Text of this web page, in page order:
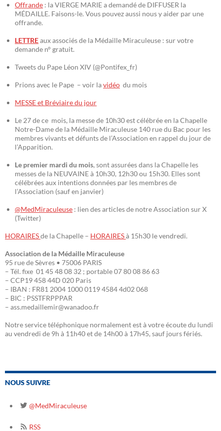
Offrande : la VIERGE MARIE a demandé de DIFFUSER la
MÉDAILLE. Faisons-le. Vous pouvez aussi nous y aider par une
offrande.
LETTREaux associés de la Médaille Miraculeuse : sur votre
demande n° gratuit.
Tweets du Pape Léon XIV (@Pontifex_fr)
Prions avec le Pape – voir lavidéo du mois
MESSE et Bréviaire du jour
Le 27 de ce mois, la messe de 10h30 est célébrée en la Chapelle
Notre-Dame de la Médaille Miraculeuse 140 rue du Bac pour les
membres vivants et défunts de l’Association en rappel du jour de
l’Apparition.
Le premier mardi du mois, sont assurées dans la Chapelle les
messes de la NEUVAINE à 10h30, 12h30 ou 15h30. Elles sont
célébrées aux intentions données par les membres de
l’Association (sauf en janvier)
@MedMiraculeuse : lien des articles de notre Association sur X
(Twitter)
HORAIRESde la Chapelle – HORAIRESà 15h30 le vendredi.
Association de la Médaille Miraculeuse
95 rue de Sèvres • 75006 PARIS
– Tél. fixe 01 45 48 08 32 ; portable 07 80 08 86 63
– CCP19 458 44D 020 Paris
– IBAN : FR81 2004 1000 0119 4584 4d02 068
– BIC : PSSTFRPPPAR
– ass.medaillemir@wanadoo.fr
Notre service téléphonique normalement est à votre écoute du lundi
au vendredi de 9h à 11h40 et de 14h00 à 17h45, sauf jours fériés.
NOUS SUIVRE
@MedMiraculeuse
RSS